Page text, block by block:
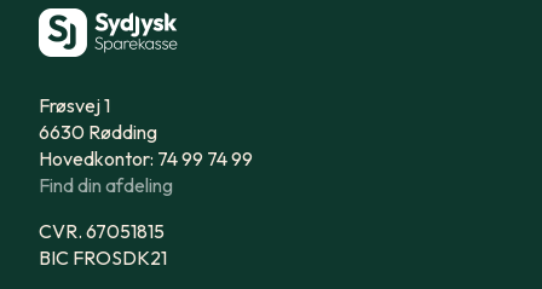
Frøsvej 1
6630 Rødding
Hovedkontor: 74 99 74 99
Find din afdeling
CVR. 67051815
BIC FROSDK21